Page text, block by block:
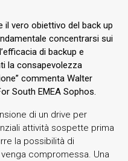
il vero obiettivo del back up
concentrarsi sui
di backup e
la consapevolezza
commenta Walter
South EMEA Sophos.
di un drive per
attività sospette prima
la possibilità di
compromessa. Una